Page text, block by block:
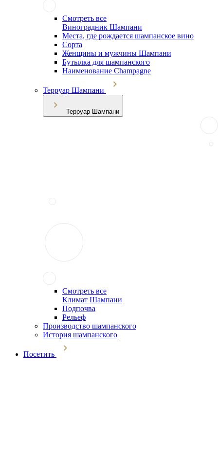
Смотреть все
Виноградник Шампани
Места, где рождается шампанское вино
Сорта
Женщины и мужчины Шампани
Бутылка для шампанского
Наименование Champagne
Терруар Шампани
Терруар Шампани
Смотреть все
Климат Шампани
Подпочва
Рельеф
Производство шампанского
История шампанского
Посетить